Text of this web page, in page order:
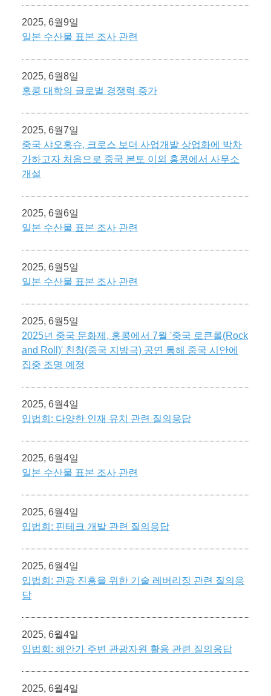
2025, 6월9일
일본 수산물 표본 조사 관련
2025, 6월8일
홍콩 대학의 글로벌 경쟁력 증가
2025, 6월7일
중국 샤오홍슈, 크로스 보더 사업개발 상업화에 박차
가하고자 처음으로 중국 본토 이외 홍콩에서 사무소
개설
2025, 6월6일
일본 수산물 표본 조사 관련
2025, 6월5일
일본 수산물 표본 조사 관련
2025, 6월5일
2025년 중국 문화제, 홍콩에서 7월 '중국 로큰롤(Rock
and Roll)' 친창(중국 지방극) 공연 통해 중국 시안에
집중 조명 예정
2025, 6월4일
입법회: 다양한 인재 유치 관련 질의응답
2025, 6월4일
일본 수산물 표본 조사 관련
2025, 6월4일
입법회: 핀테크 개발 관련 질의응답
2025, 6월4일
입법회: 관광 진흥을 위한 기술 레버리징 관련 질의응
답
2025, 6월4일
입법회: 해안가 주변 관광자원 활용 관련 질의응답
2025, 6월4일